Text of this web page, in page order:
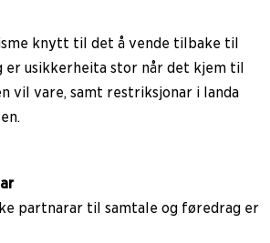
knytt til det å vende tilbake til
er usikkerheita stor når det kjem til
vil vare, samt restriksjonar i landa
partnarar til samtale og føredrag er